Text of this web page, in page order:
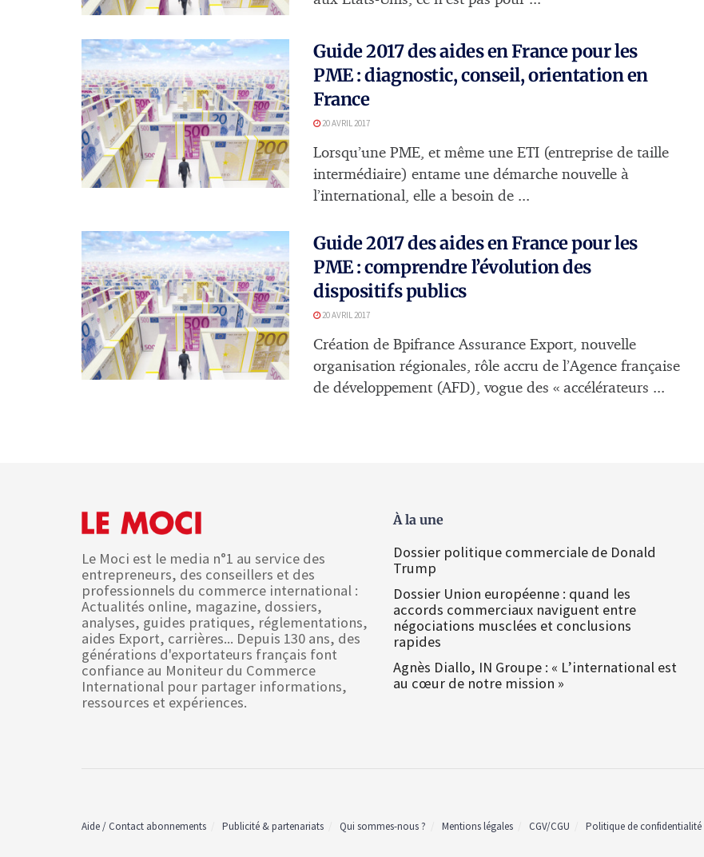
Guide 2017 des aides en France pour les
PME : diagnostic, conseil, orientation en
France
20 AVRIL 2017
Lorsqu’une PME, et même une ETI (entreprise de taille
intermédiaire) entame une démarche nouvelle à
l’international, elle a besoin de ...
Guide 2017 des aides en France pour les
PME : comprendre l’évolution des
dispositifs publics
20 AVRIL 2017
Création de Bpifrance Assurance Export, nouvelle
organisation régionales, rôle accru de l’Agence française
de développement (AFD), vogue des « accélérateurs ...
Le Moci est le media n°1 au service des
entrepreneurs, des conseillers et des
professionnels du commerce international :
Actualités online, magazine, dossiers,
analyses, guides pratiques, réglementations,
aides Export, carrières... Depuis 130 ans, des
générations d'exportateurs français font
confiance au Moniteur du Commerce
International pour partager informations,
ressources et expériences.
À la une
Dossier politique commerciale de Donald
Trump
Dossier Union européenne : quand les
accords commerciaux naviguent entre
négociations musclées et conclusions
rapides
Agnès Diallo, IN Groupe : « L’international est
au cœur de notre mission »
Aide / Contact abonnements Publicité & partenariats Qui sommes-nous ? Mentions légales CGV/CGU Politique de confidentialité